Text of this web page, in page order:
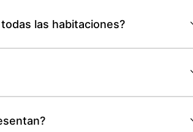
las habitaciones?